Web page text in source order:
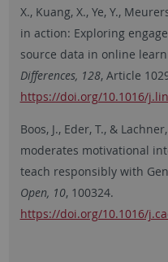
X., Kuang, X., Ye, Y.,
in action: Exploring
source data in online
Differences, 128, Article
https://doi.org/10.1016/
Boos, J., Eder, T., &
moderates motivational
teach responsibly with
Open, 10, 100324.
https://doi.org/10.1016/